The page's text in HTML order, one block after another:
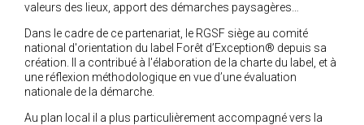
valeurs des lieux, apport des démarches paysagères…
Dans le cadre de ce partenariat, le RGSF siège au comité
national d'orientation du label Forêt d’Exception® depuis sa
création. Il a contribué à l'élaboration de la charte du label, et à
une réflexion méthodologique en vue d’une évaluation
nationale de la démarche.
Au plan local il a plus particulièrement accompagné vers la